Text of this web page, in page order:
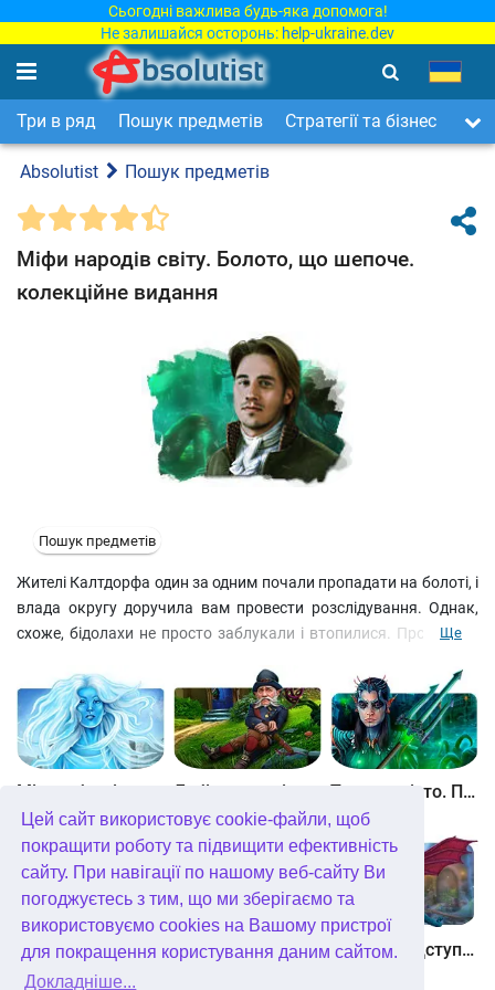
Цей сайт використовує cookie-файли, щоб
покращити роботу та підвищити ефективність
сайту. При навігації по нашому веб-сайту Ви
погоджуєтесь з тим, що ми зберігаємо та
використовуємо cookies на Вашому пристрої
для покращення користування даним сайтом.
Докладніше...
Сьогодні важлива будь-яка допомога!
Не залишайся осторонь: help-ukraine.dev
Три в ряд Пошук предметів Стратегії та бізнес
Absolutist Пошук предметів
Міфи народів світу. Болото, що шепоче.
колекційне видання
Пошук предметів
Жителі Калтдорфа один за одним почали пропадати на болоті, і
влада округу доручила вам провести розслідування. Однак,
схоже, бідолахи не просто заблукали і втопилися. Про Болот,
ніби таємничі вогники тягнуть жертв у непролазні багна. І
якщо це правда, то хтось чи що заманює жертв на болото.
З'ясуйте це, виконуючи різні завдання на пошук предметів, та
відкрийте бонусний розділ!
Ще
Таємне місто. Підводне царство. колекційне видання
Небесні землі. Пробудження гігантів. колекційне видання Загадки Нью-Йорка. Пробудження. колекційне видання Хімери. Підступи зла. колекційне видання